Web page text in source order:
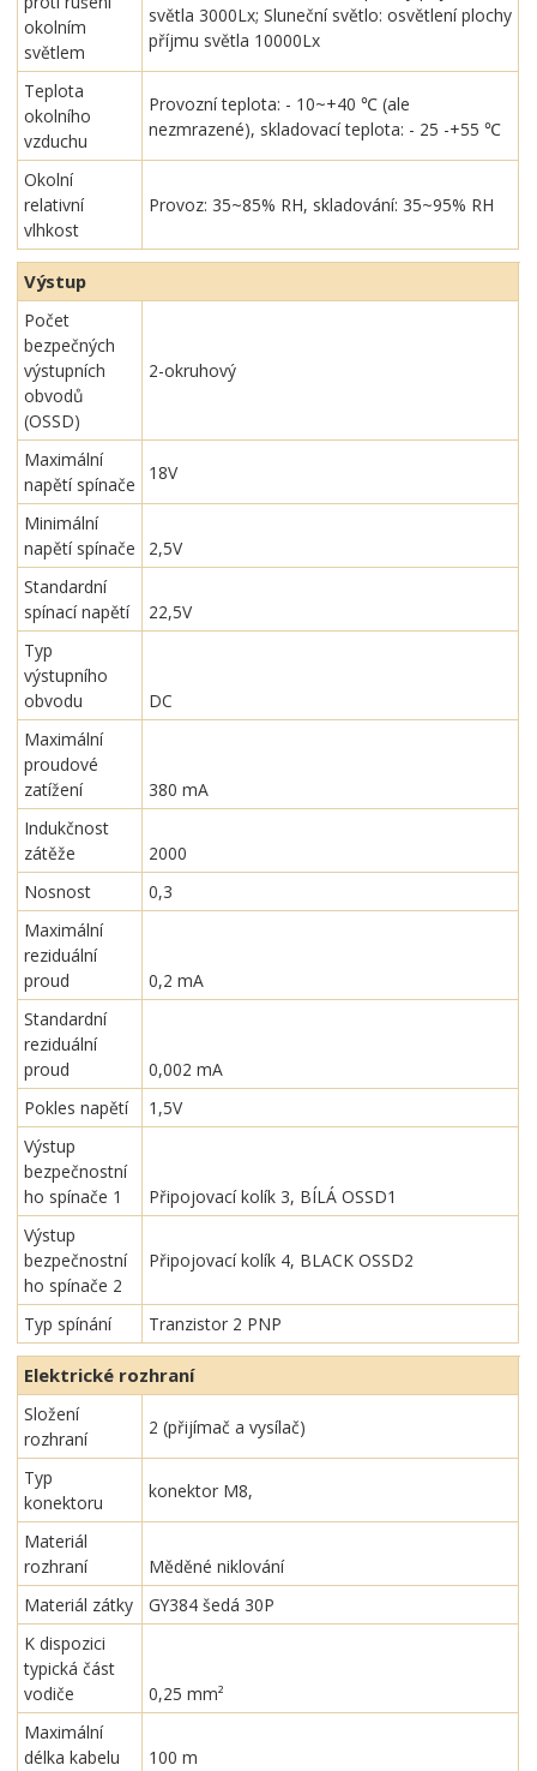
okolním
světlem
světla 3000Lx; Sluneční světlo: osvětlení plochy
příjmu světla 10000Lx
Teplota
okolního
vzduchu
Provozní teplota: - 10~+40 ℃ (ale
nezmrazené), skladovací teplota: - 25 -+55 ℃
Okolní
relativní
vlhkost
Provoz: 35~85% RH, skladování: 35~95% RH
Výstup
Počet
bezpečných
výstupních
obvodů
(OSSD)
2-okruhový
Maximální
napětí spínače
18V
Minimální
napětí spínače
2,5V
Standardní
spínací napětí
22,5V
Typ
výstupního
obvodu
DC
Maximální
proudové
zatížení
380 mA
Indukčnost
zátěže
2000
Nosnost
0,3
Maximální
reziduální
proud
0,2 mA
Standardní
reziduální
proud
0,002 mA
Pokles napětí
1,5V
Výstup
bezpečnostní
ho spínače 1
Připojovací kolík 3, BÍLÁ OSSD1
Výstup
bezpečnostní
ho spínače 2
Připojovací kolík 4, BLACK OSSD2
Typ spínání Tranzistor 2 PNP
Elektrické rozhraní
Složení
rozhraní
2 (přijímač a vysílač)
Typ
konektoru
konektor M8,
Materiál
rozhraní
Měděné niklování
Materiál zátky
GY384 šedá 30P
K dispozici
typická část
vodiče
0,25 mm²
Maximální
délka kabelu
100 m